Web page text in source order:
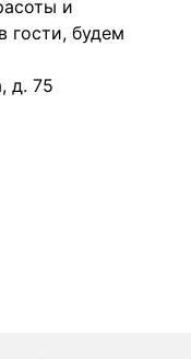
и
гости, будем
д. 75